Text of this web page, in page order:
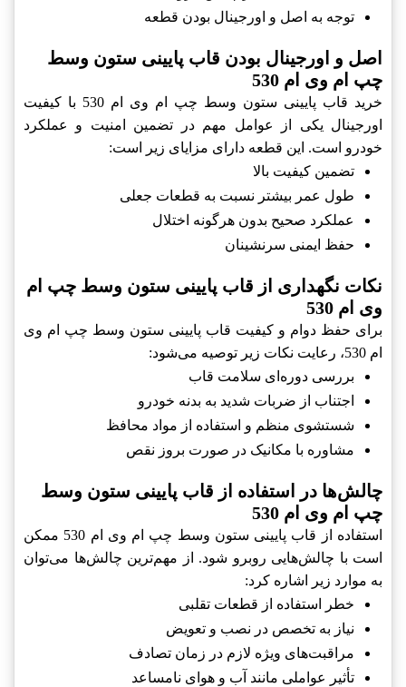
توجه به اصل و اورجینال بودن قطعه
اصل و اورجینال بودن قاب پایینی ستون وسط
چپ ام وی ام 530
خرید قاب پایینی ستون وسط چپ ام وی ام 530 با کیفیت
اورجینال یکی از عوامل مهم در تضمین امنیت و عملکرد
خودرو است. این قطعه دارای مزایای زیر است:
تضمین کیفیت بالا
طول عمر بیشتر نسبت به قطعات جعلی
عملکرد صحیح بدون هرگونه اختلال
حفظ ایمنی سرنشینان
نکات نگهداری از قاب پایینی ستون وسط چپ ام
وی ام 530
برای حفظ دوام و کیفیت قاب پایینی ستون وسط چپ ام وی
ام 530، رعایت نکات زیر توصیه می‌شود:
بررسی دوره‌ای‌ سلامت قاب
اجتناب از ضربات شدید به بدنه خودرو
شستشوی منظم و استفاده از مواد محافظ
مشاوره با مکانیک در صورت بروز نقص
چالش‌ها در استفاده از قاب پایینی ستون وسط
چپ ام وی ام 530
استفاده از قاب پایینی ستون وسط چپ ام وی ام 530 ممکن
است با چالش‌هایی روبرو شود. از مهم‌ترین چالش‌ها می‌توان
به موارد زیر اشاره کرد:
خطر استفاده از قطعات تقلبی
نیاز به تخصص در نصب و تعویض
مراقبت‌های ویژه لازم در زمان تصادف
تأثیر عواملی مانند آب و هوای نامساعد